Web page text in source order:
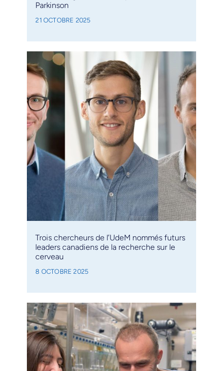
Parkinson
21 OCTOBRE 2025
Trois chercheurs de l’UdeM nommés futurs
leaders canadiens de la recherche sur le
cerveau
8 OCTOBRE 2025